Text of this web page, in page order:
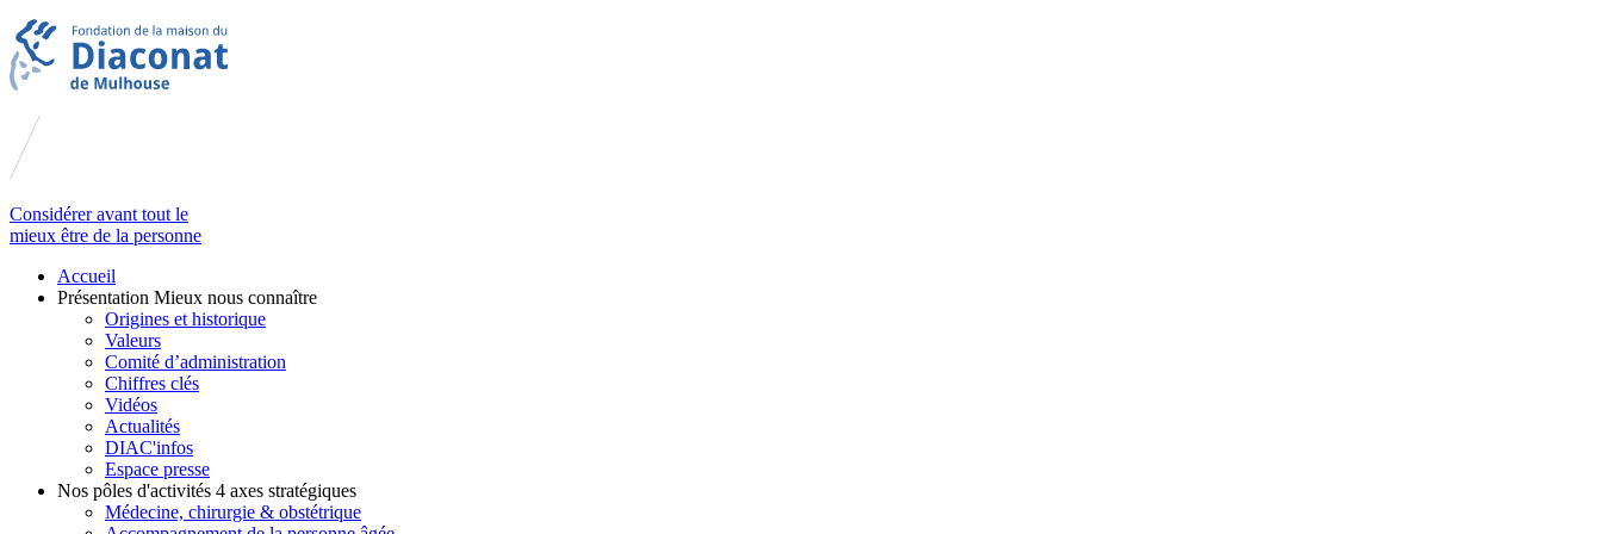
Considérer avant tout le
mieux être de la personne
Accueil
Présentation Mieux nous connaître
Origines et historique
Valeurs
Comité d’administration
Chiffres clés
Vidéos
Actualités
DIAC'infos
Espace presse
Nos pôles d'activités 4 axes stratégiques
Médecine, chirurgie & obstétrique